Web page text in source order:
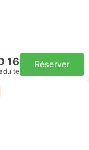
16 Réserver